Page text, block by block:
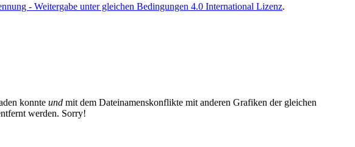
- Weitergabe unter gleichen Bedingungen 4.0 International Lizenz.
konnte und mit dem Dateinamenskonflikte mit anderen Grafiken der gleichen
werden. Sorry!